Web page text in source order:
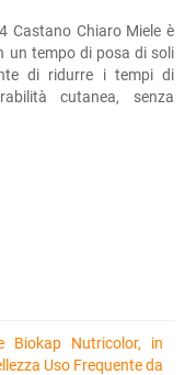
Castano Chiaro Miele è
un tempo di posa di soli
di ridurre i tempi di
cutanea, senza
Biokap Nutricolor, in
Uso Frequente da